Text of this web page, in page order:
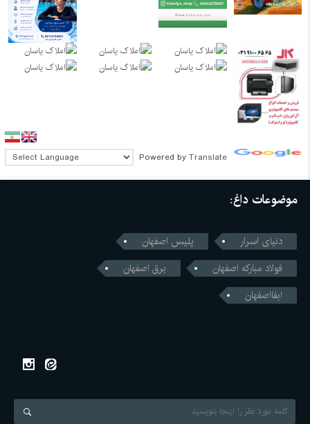
Powered by Translate
موضوعات داغ:
دنیای اسرار
پلیس اصفهان
فولاد مبارکه اصفهان
برق اصفهان
ابفااصفهان